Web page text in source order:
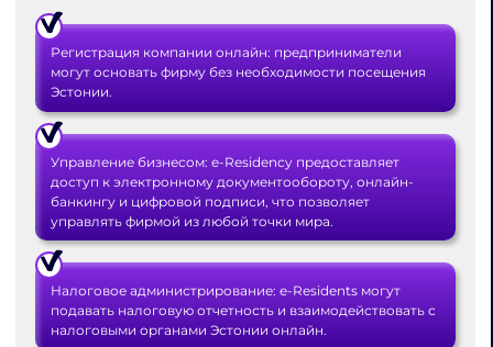
Регистрация компании онлайн: предприниматели
могут основать фирму без необходимости посещения
Эстонии.
Управление бизнесом: e-Residency предоставляет
доступ к электронному документообороту, онлайн-
банкингу и цифровой подписи, что позволяет
управлять фирмой из любой точки мира.
Налоговое администрирование: e-Residents могут
подавать налоговую отчетность и взаимодействовать с
налоговыми органами Эстонии онлайн.